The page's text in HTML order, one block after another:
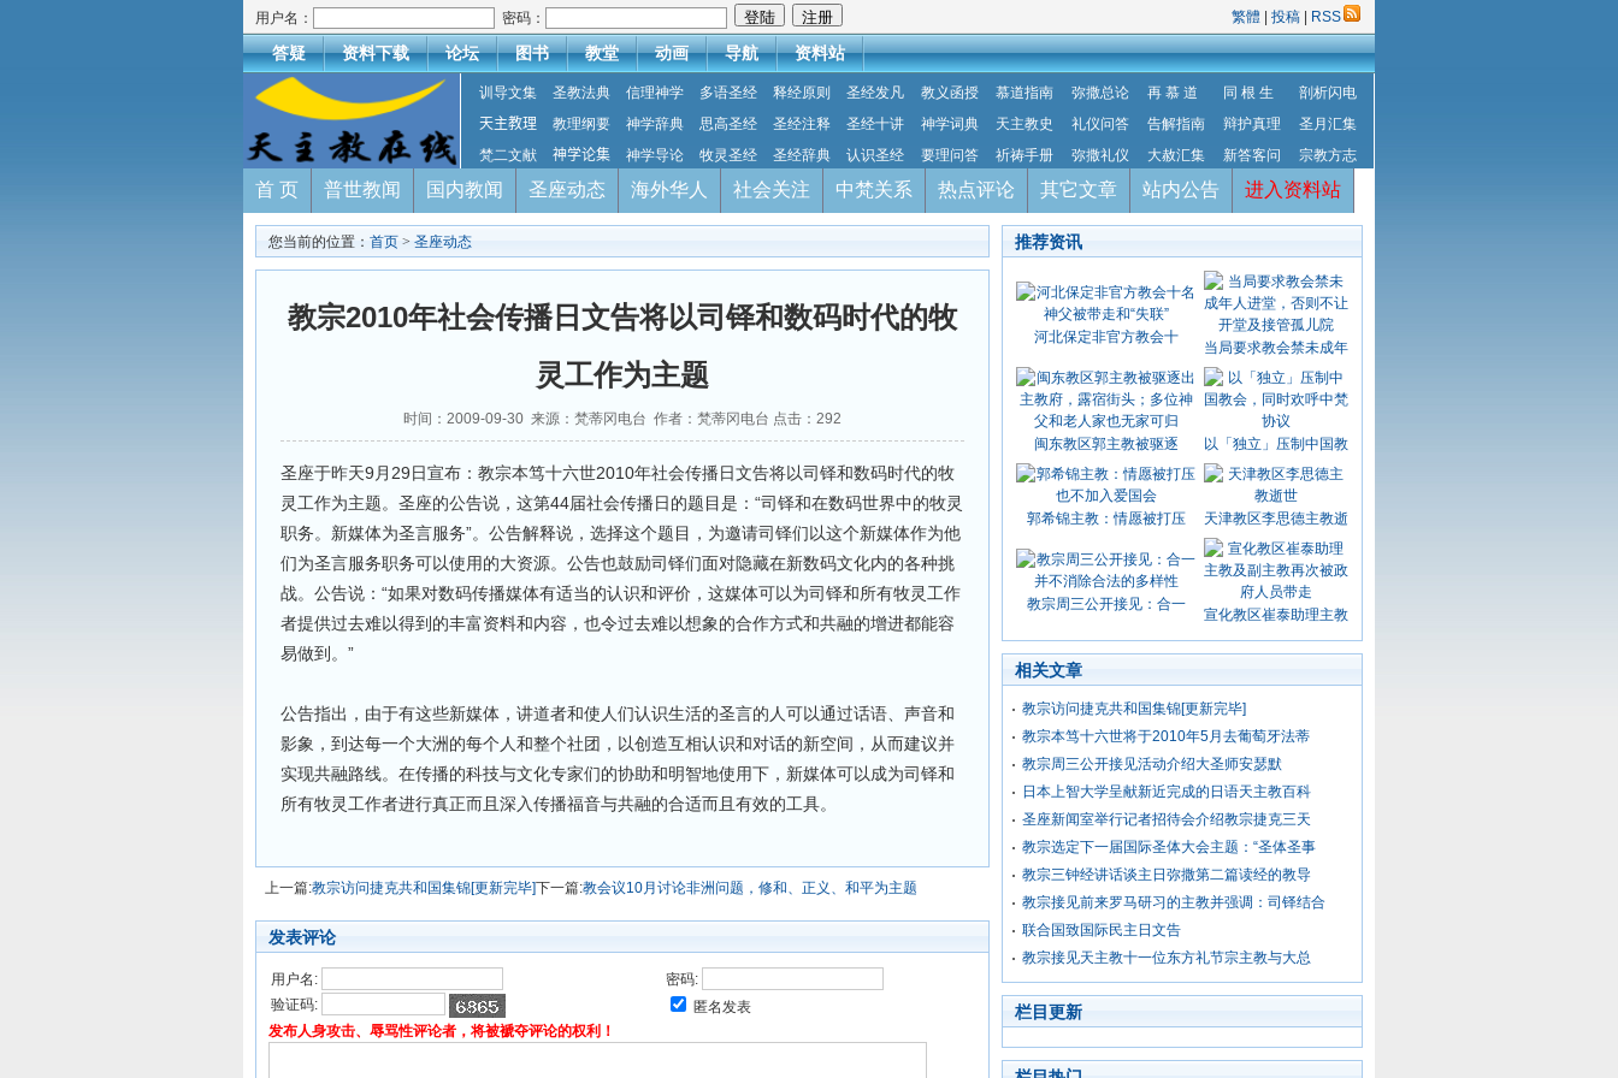
用户名： 密码： 繁體 投稿 RSS
答疑 资料下载 论坛 图书 教堂 动画 导航 资料站
训导文集 圣教法典 信理神学 多语圣经 释经原则 圣经发凡 教义函授 慕道指南 弥撒总论 再 慕 道 同 根 生
剖析闪电
天主教理
教理纲要 神学辞典 思高圣经 圣经注释 圣经十讲 神学词典 天主教史 礼仪问答 告解指南 辩护真理
圣月汇集
梵二文献
神学论集 神学导论 牧灵圣经 圣经辞典 认识圣经 要理问答 祈祷手册 弥撒礼仪 大赦汇集 新答客问 宗教方志
首 页 普世教闻 国内教闻 圣座动态 海外华人 社会关注 中梵关系 热点评论 其它文章 站内公告 进入资料站
您当前的位置： 首页 > 圣座动态
教宗2010年社会传播日文告将以司铎和数码时代的牧
灵工作为主题
时间：2009-09-30 来源：梵蒂冈电台 作者：梵蒂冈电台 点击： 292
圣座于昨天9月29日宣布：教宗本笃十六世2010年社会传播日文告将以司铎和数码时代的牧
灵工作为主题。圣座的公告说，这第44届社会传播日的题目是：“司铎和在数码世界中的牧灵
职务。新媒体为圣言服务”。公告解释说，选择这个题目，为邀请司铎们以这个新媒体作为他
们为圣言服务职务可以使用的大资源。公告也鼓励司铎们面对隐藏在新数码文化内的各种挑
战。公告说：“如果对数码传播媒体有适当的认识和评价，这媒体可以为司铎和所有牧灵工作
者提供过去难以得到的丰富资料和内容，也令过去难以想象的合作方式和共融的增进都能容
易做到。”
公告指出，由于有这些新媒体，讲道者和使人们认识生活的圣言的人可以通过话语、声音和
影象，到达每一个大洲的每个人和整个社团，以创造互相认识和对话的新空间，从而建议并
实现共融路线。在传播的科技与文化专家们的协助和明智地使用下，新媒体可以成为司铎和
所有牧灵工作者进行真正而且深入传播福音与共融的合适而且有效的工具。
上一篇:教宗访问捷克共和国集锦[更新完毕]下一篇:教会议10月讨论非洲问题，修和、正义、和平为主题
发表评论
用户名:
密码:
验证码:
匿名发表
发布人身攻击、辱骂性评论者，将被褫夺评论的权利！
推荐资讯
河北保定非官方教会十
当局要求教会禁未成年
闽东教区郭主教被驱逐 以「独立」压制中国教
郭希锦主教：情愿被打压 天津教区李思德主教逝
教宗周三公开接见：合一
宣化教区崔泰助理主教
相关文章
教宗访问捷克共和国集锦[更新完毕]
教宗本笃十六世将于2010年5月去葡萄牙法蒂
教宗周三公开接见活动介绍大圣师安瑟默
日本上智大学呈献新近完成的日语天主教百科
圣座新闻室举行记者招待会介绍教宗捷克三天
教宗选定下一届国际圣体大会主题：“圣体圣事
教宗三钟经讲话谈主日弥撒第二篇读经的教导
教宗接见前来罗马研习的主教并强调：司铎结合
联合国致国际民主日文告
教宗接见天主教十一位东方礼节宗主教与大总
栏目更新